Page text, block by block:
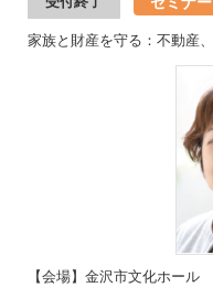
家族と財産を守る：不動産
【会場】金沢市文化ホー